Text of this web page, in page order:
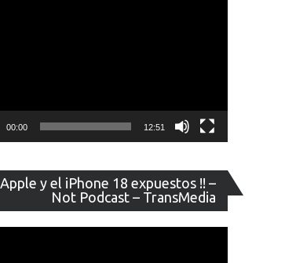
00:00 12:51
Apple y el iPhone 18 expuestos !! –
Not Podcast – TransMedia
de
vídeo